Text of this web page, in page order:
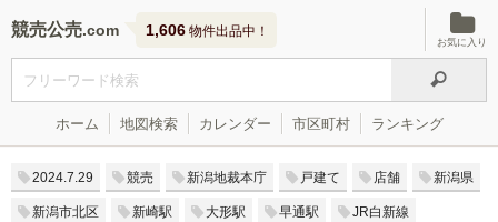
競売公売 1,606 物件出品中！
お気に入り
ホーム 地図検索 カレンダー 市区町村 ランキング
2024.7.29 競売 新潟地裁本庁 戸建て 店舗 新潟県
新潟市北区 新崎駅 大形駅 早通駅 JR白新線